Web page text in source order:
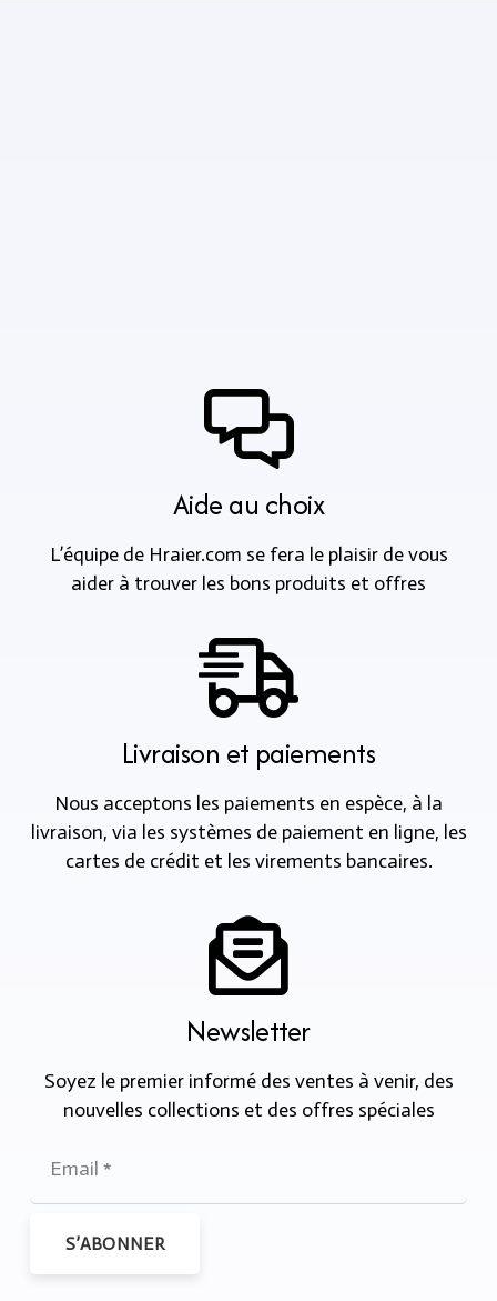
Aide au choix
L’équipe de Hraier.com se fera le plaisir de vous
aider à trouver les bons produits et offres
Livraison et paiements
Nous acceptons les paiements en espèce, à la
livraison, via les systèmes de paiement en ligne, les
cartes de crédit et les virements bancaires.
Newsletter
Soyez le premier informé des ventes à venir, des
nouvelles collections et des offres spéciales
S’ABONNER